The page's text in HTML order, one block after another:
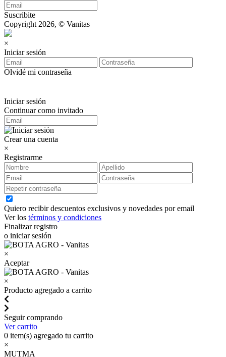
Suscribite
Copyright 2026, © Vanitas
×
Iniciar sesión
Olvidé mi contraseña
Iniciar sesión
Continuar como invitado
Crear una cuenta
×
Registrarme
Quiero recibir descuentos exclusivos y novedades por email
Ver los términos y condiciones
Finalizar registro
o iniciar sesión
×
Aceptar
×
Producto agregado a carrito
Seguir comprando
Ver carrito
0 item(s) agregado tu carrito
×
MUTMA